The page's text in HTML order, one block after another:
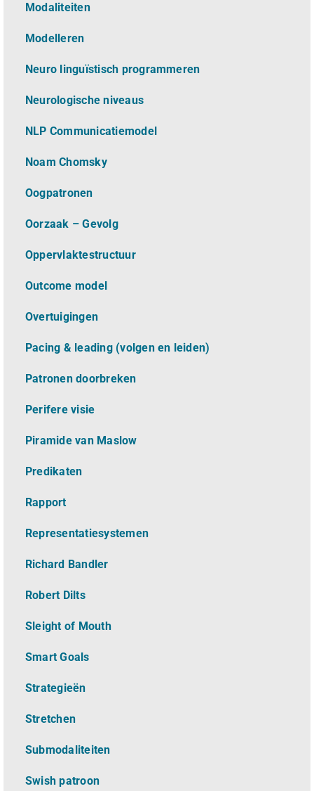
Modaliteiten
Modelleren
Neuro linguïstisch programmeren
Neurologische niveaus
NLP Communicatiemodel
Noam Chomsky
Oogpatronen
Oorzaak – Gevolg
Oppervlaktestructuur
Outcome model
Overtuigingen
Pacing & leading (volgen en leiden)
Patronen doorbreken
Perifere visie
Piramide van Maslow
Predikaten
Rapport
Representatiesystemen
Richard Bandler
Robert Dilts
Sleight of Mouth
Smart Goals
Strategieën
Stretchen
Submodaliteiten
Swish patroon